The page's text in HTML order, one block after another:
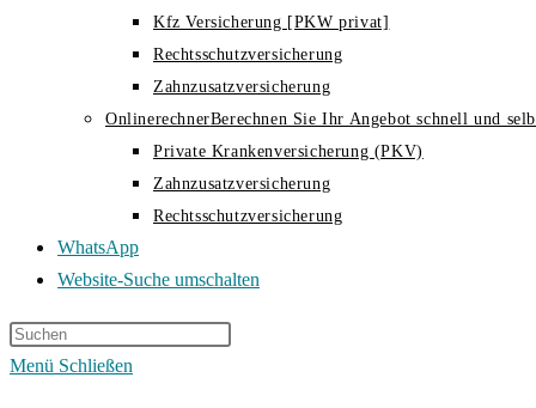
Kfz Versicherung [PKW privat]
Rechtsschutzversicherung
Zahnzusatzversicherung
OnlinerechnerBerechnen Sie Ihr Angebot schnell und
Private Krankenversicherung (PKV)
Zahnzusatzversicherung
Rechtsschutzversicherung
WhatsApp
Website-Suche umschalten
Menü Schließen